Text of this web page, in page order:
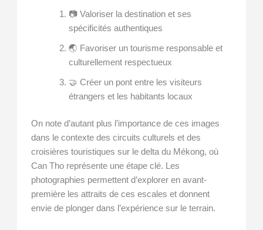
📷 Valoriser la destination et ses
spécificités authentiques
🌏 Favoriser un tourisme responsable et
culturellement respectueux
🤝 Créer un pont entre les visiteurs
étrangers et les habitants locaux
On note d’autant plus l’importance de ces images
dans le contexte des circuits culturels et des
croisières touristiques sur le delta du Mékong, où
Can Tho représente une étape clé. Les
photographies permettent d’explorer en avant-
première les attraits de ces escales et donnent
envie de plonger dans l’expérience sur le terrain.